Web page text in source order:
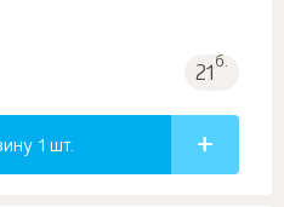
21б.
1 шт.